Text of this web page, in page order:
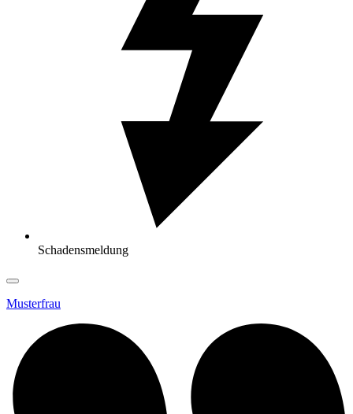
Schadensmeldung
Musterfrau